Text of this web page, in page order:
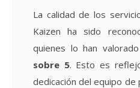
La calidad de los
Kaizen ha sido
quienes lo han
sobre 5. Esto es
dedicación del equipo de